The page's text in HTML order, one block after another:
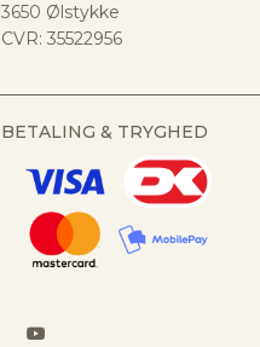
3650 Ølstykke
CVR: 35522956
BETALING & TRYGHED